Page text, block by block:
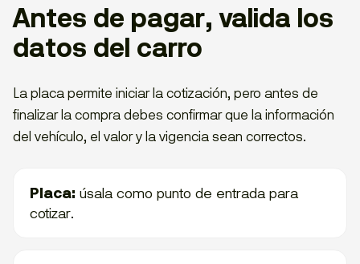
Antes de pagar, valida los
datos del carro
La placa permite iniciar la cotización, pero antes de
finalizar la compra debes confirmar que la información
del vehículo, el valor y la vigencia sean correctos.
Placa: úsala como punto de entrada para
cotizar.